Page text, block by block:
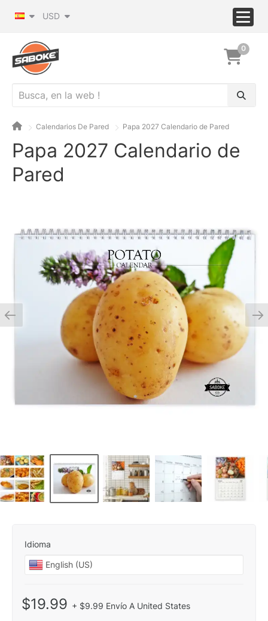
USD
0
Calendarios De Pared Papa 2027 Calendario de Pared
Papa 2027 Calendario de
Pared
Idioma
$19.99 + $9.99 Envío A United States